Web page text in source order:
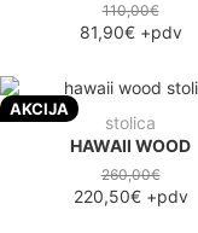
110,00€
81,90€+pdv
AKCIJA
stolica
HAWAII WOOD
260,00€
220,50€+pdv